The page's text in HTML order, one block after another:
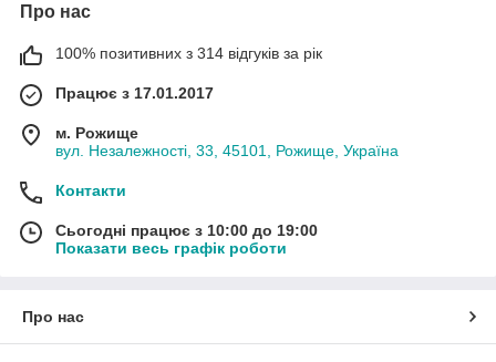
Про нас
100% позитивних з 314 відгуків за рік
Працює з 17.01.2017
м. Рожище
вул. Незалежності, 33, 45101, Рожище, Україна
Контакти
Сьогодні працює з 10:00 до 19:00
Показати весь графік роботи
Про нас